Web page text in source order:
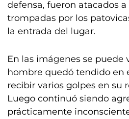
defensa, fueron atacados
trompadas por los
la entrada del lugar.
En las imágenes se puede
hombre quedó tendido en
recibir varios golpes en su
Luego continuó siendo
prácticamente